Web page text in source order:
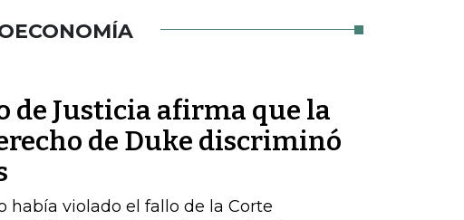
de Justicia afirma que la
de Duke discriminó
había violado el fallo de la Corte